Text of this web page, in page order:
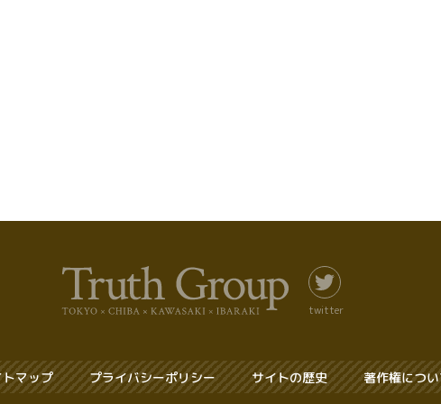
twitter
マップ プライバシーポリシー サイトの歴史 著作権につ